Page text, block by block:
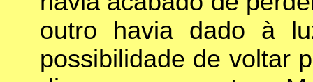
outro havia dado à
possibilidade de voltar